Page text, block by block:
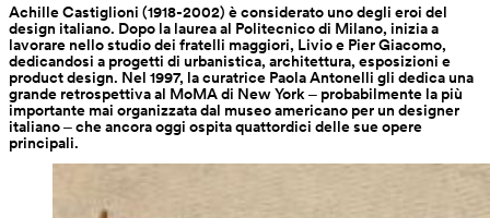
Achille Castiglioni (1918-2002) è considerato uno degli eroi del
design italiano. Dopo la laurea al Politecnico di Milano, inizia a
lavorare nello studio dei fratelli maggiori, Livio e Pier Giacomo,
dedicandosi a progetti di urbanistica, architettura, esposizioni e
product design. Nel 1997, la curatrice Paola Antonelli gli dedica una
grande retrospettiva al MoMA di New York ‒ probabilmente la più
importante mai organizzata dal museo americano per un designer
italiano ‒ che ancora oggi ospita quattordici delle sue opere
principali.